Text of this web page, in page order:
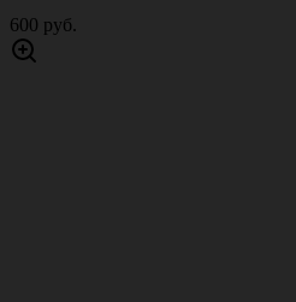
600 руб.